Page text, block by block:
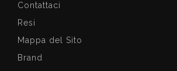
Contattaci
Resi
Mappa del Sito
Brand